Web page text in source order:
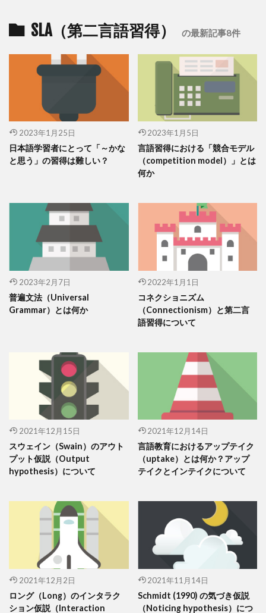
SLA（第二言語習得） の最新記事8件
2023年1月25日
日本語学習者にとって「～かな
と思う」の習得は難しい？
2023年1月5日
言語習得における「競合モデル
（competition model）」とは
何か
2023年2月7日
普遍文法（Universal
Grammar）とは何か
2022年1月1日
コネクショニズム
（Connectionism）と第二言
語習得について
2021年12月15日
スウェイン（Swain）のアウト
プット仮説（Output
hypothesis）について
2021年12月14日
言語教育におけるアップテイク
（uptake）とは何か？アップ
テイクとインテイクについて
2021年12月2日
ロング（Long）のインタラク
ション仮説（Interaction
2021年11月14日
Schmidt (1990) の気づき仮説
（Noticing hypothesis）につ